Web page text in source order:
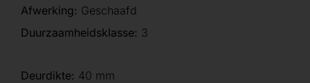
Afwerking: Geschaafd
Duurzaamheidsklasse: 3
Deurdikte: 40 mm